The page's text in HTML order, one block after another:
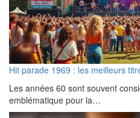
Hit parade 1969 : les meilleurs
Les années 60 sont souvent
emblématique pour la…